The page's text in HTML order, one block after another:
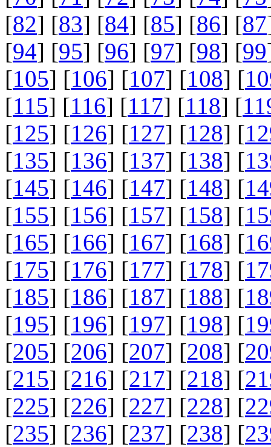
[82] [83] [84] [85] [86] [87
[94] [95] [96] [97] [98] [99
[105] [106] [107] [108] [
[115] [116] [117] [118] [
[125] [126] [127] [128] [
[135] [136] [137] [138] [
[145] [146] [147] [148] [
[155] [156] [157] [158] [
[165] [166] [167] [168] [
[175] [176] [177] [178] [
[185] [186] [187] [188] [
[195] [196] [197] [198] [
[205] [206] [207] [208] [
[215] [216] [217] [218] [
[225] [226] [227] [228] [
[235] [236] [237] [238] [